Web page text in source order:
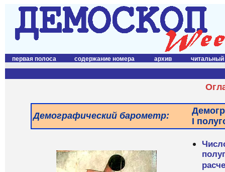
первая полоса содержание номера архив читальный
Демографический барометр:
I